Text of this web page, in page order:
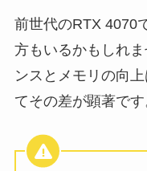
前世代のRTX 4070
方もいるかもしれ
ンスとメモリの向
てその差が顕著です